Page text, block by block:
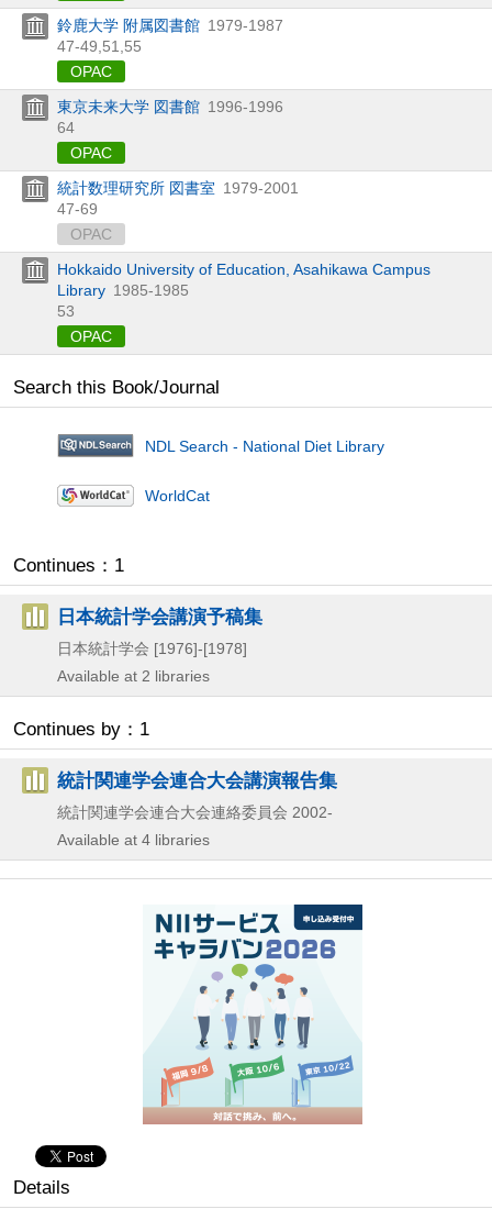
鈴鹿大学 附属図書館 1979-1987
47-49, 51, 55
OPAC
東京未来大学 図書館 1996-1996
64
OPAC
統計数理研究所 図書室 1979-2001
47-69
OPAC
Hokkaido University of Education, Asahikawa Campus
Library 1985-1985
53
OPAC
Search this Book/Journal
NDL Search - National Diet Library
WorldCat
Continues：1
日本統計学会講演予稿集
日本統計学会 [1976]-[1978]
Available at 2 libraries
Continues by：1
統計関連学会連合大会講演報告集
統計関連学会連合大会連絡委員会 2002-
Available at 4 libraries
Details